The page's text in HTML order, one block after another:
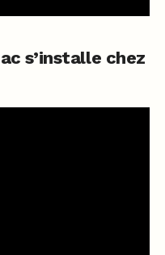
s’installe chez